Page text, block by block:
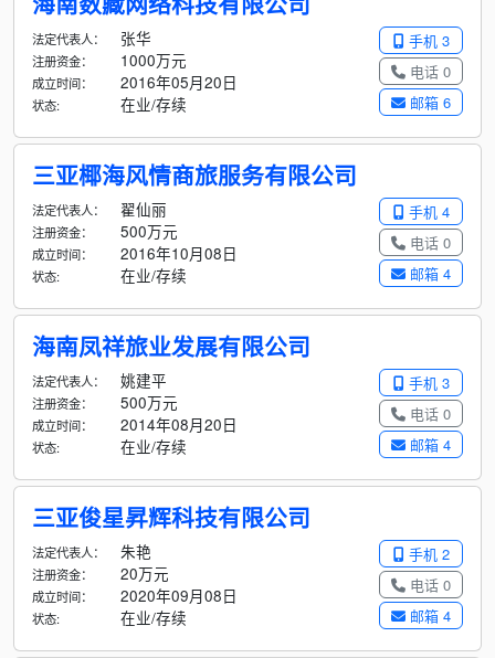
手机 3
电话 0
邮箱 6
法定代表人： 张华
注册资金： 1000万元
成立时间： 2016年05月20日
状态: 在业/存续
三亚椰海风情商旅服务有限公司
手机 4
电话 0
邮箱 4
法定代表人： 翟仙丽
注册资金： 500万元
成立时间： 2016年10月08日
状态: 在业/存续
海南凤祥旅业发展有限公司
手机 3
电话 0
邮箱 4
法定代表人： 姚建平
注册资金： 500万元
成立时间： 2014年08月20日
状态: 在业/存续
三亚俊星昇辉科技有限公司
手机 2
电话 0
邮箱 4
法定代表人： 朱艳
注册资金： 20万元
成立时间： 2020年09月08日
状态: 在业/存续